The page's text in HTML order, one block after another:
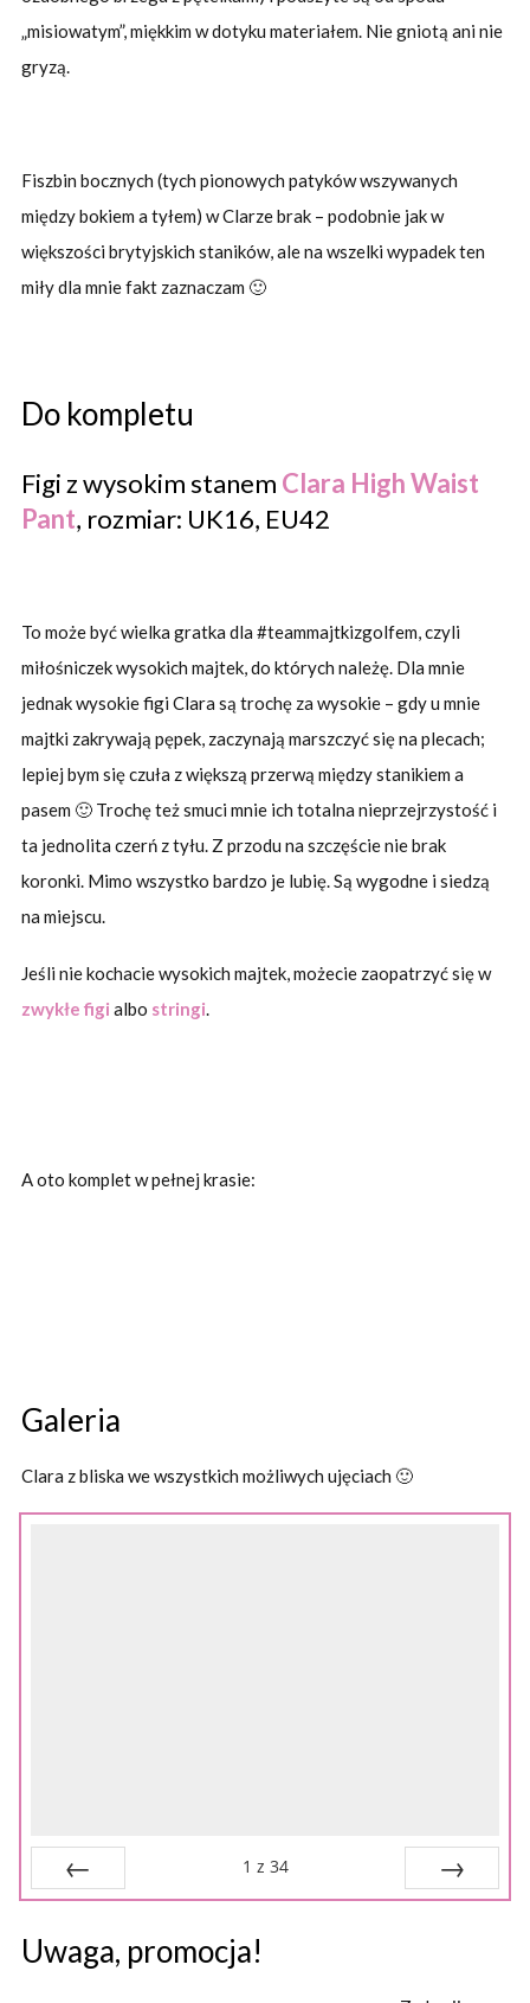
„misiowatym”, miękkim w dotyku materiałem. Nie gniotą ani nie
gryzą.
Fiszbin bocznych (tych pionowych patyków wszywanych
między bokiem a tyłem) w Clarze brak – podobnie jak w
większości brytyjskich staników, ale na wszelki wypadek ten
miły dla mnie fakt zaznaczam 🙂
Do kompletu
Figi z wysokim stanem Clara High Waist
Pant, rozmiar: UK16, EU42
To może być wielka gratka dla #teammajtkizgolfem, czyli
miłośniczek wysokich majtek, do których należę. Dla mnie
jednak wysokie figi Clara są trochę za wysokie – gdy u mnie
majtki zakrywają pępek, zaczynają marszczyć się na plecach;
lepiej bym się czuła z większą przerwą między stanikiem a
pasem 🙂 Trochę też smuci mnie ich totalna nieprzejrzystość i
ta jednolita czerń z tyłu. Z przodu na szczęście nie brak
koronki. Mimo wszystko bardzo je lubię. Są wygodne i siedzą
na miejscu.
Jeśli nie kochacie wysokich majtek, możecie zaopatrzyć się w
zwykłe figi albo stringi.
A oto komplet w pełnej krasie:
Galeria
Clara z bliska we wszystkich możliwych ujęciach 🙂
Wstecz
1 z 34
Dalej
Uwaga, promocja!